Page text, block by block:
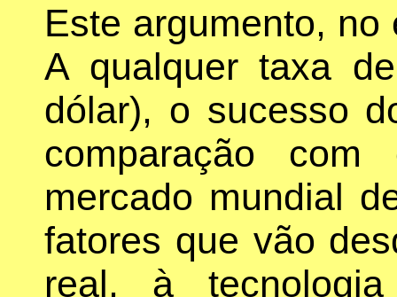
Este argumento,
A qualquer taxa
dólar), o sucesso
comparação
mercado mundial
fatores que vão
real, à